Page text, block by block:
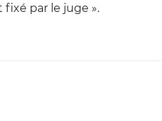
par le juge ».